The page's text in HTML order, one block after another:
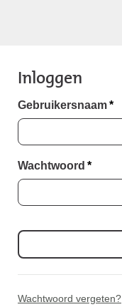
Inloggen
Gebruikersnaam*
Wachtwoord *
Wachtwoord vergeten?